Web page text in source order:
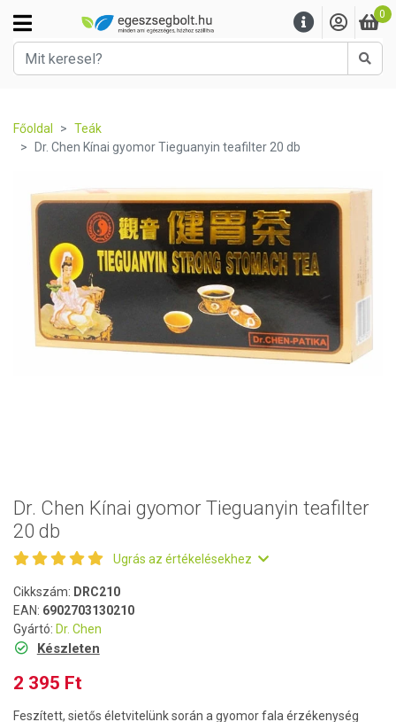
0
Főoldal
Teák
Dr. Chen Kínai gyomor Tieguanyin teafilter 20 db
Dr. Chen Kínai gyomor Tieguanyin teafilter
20 db
Ugrás az értékelésekhez
Cikkszám: DRC210
EAN: 6902703130210
Gyártó: Dr. Chen
Készleten
2 395 Ft
Feszített, sietős életvitelünk során a gyomor fala érzékenység